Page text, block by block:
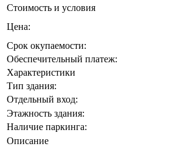
Стоимость и условия
Цена:
Срок окупаемости:
Обеспечительный платеж:
Характеристики
Тип здания:
Отдельный вход:
Этажность здания:
Наличие паркинга:
Описание